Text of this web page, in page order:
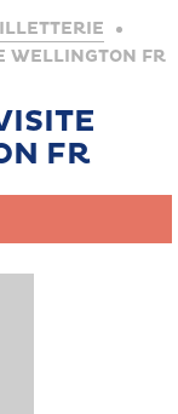
WELLINGTON FR
FR